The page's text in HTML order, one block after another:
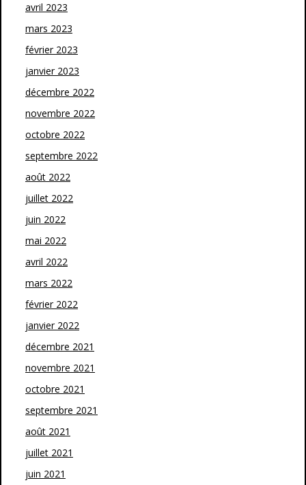
avril 2023
mars 2023
février 2023
janvier 2023
décembre 2022
novembre 2022
octobre 2022
septembre 2022
août 2022
juillet 2022
juin 2022
mai 2022
avril 2022
mars 2022
février 2022
janvier 2022
décembre 2021
novembre 2021
octobre 2021
septembre 2021
août 2021
juillet 2021
juin 2021